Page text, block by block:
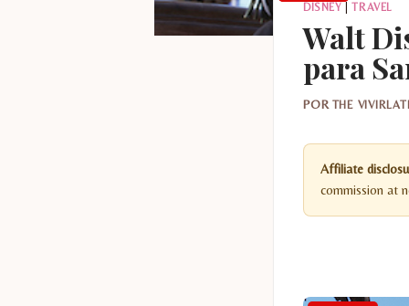
DISNEY |TRAVEL
Walt
para
POR THE
Affiliate
commission at